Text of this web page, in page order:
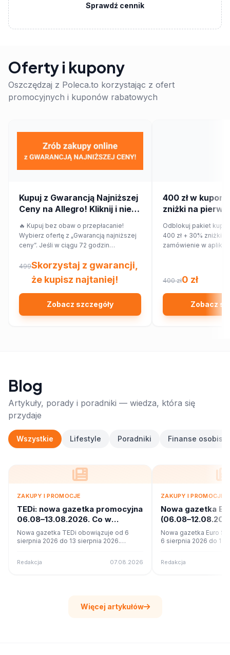
Sprawdź cennik
Oferty i kupony
Oszczędzaj z Poleca.to korzystając z ofert
promocyjnych i kuponów rabatowych
Kupuj z Gwarancją Najniższej
Ceny na Allegro! Kliknij i nie
🔥 Kupuj bez obaw o przepłacanie!
Wybierz ofertę z „Gwarancją najniższej
ceny”. Jeśli w ciągu 72 godzin
innym sklepie, Allegro zwróci Ci 150%
różnicy w cenie w formie kuponu.
Sprawdź!
499Skorzystaj z gwarancji,
że kupisz najtaniej!
Zobacz szczegóły
400 zł w
zniżki na
Odblokuj pakiet
400 zł + 30% zniżki
zamówienie w
400 zł0 zł
Zobacz
Blog
Artykuły, porady i poradniki — wiedza, która się
przydaje
Wszystkie Lifestyle Poradniki Finanse osobiste
ZAKUPY I PROMOCJE
TEDi: nowa gazetka promocyjna
06.08–13.08.2026. Co w
ofercie?
Nowa gazetka TEDi obowiązuje od 6
sierpnia 2026 do 13 sierpnia 2026.
Redakcja 07.08.2026
ZAKUPY I PROMOCJE
Nowa gazetka
promocje
Nowa gazetka Euro
6 sierpnia 2026 do 12
Redakcja
Więcej artykułów